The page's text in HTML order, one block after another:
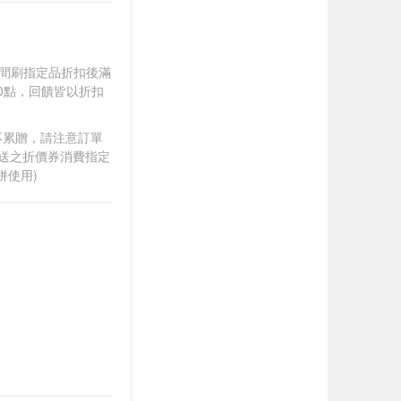
刷指定品折扣後滿
，回饋皆以折扣
贈，請注意訂單
之折價券消費指定
使用)